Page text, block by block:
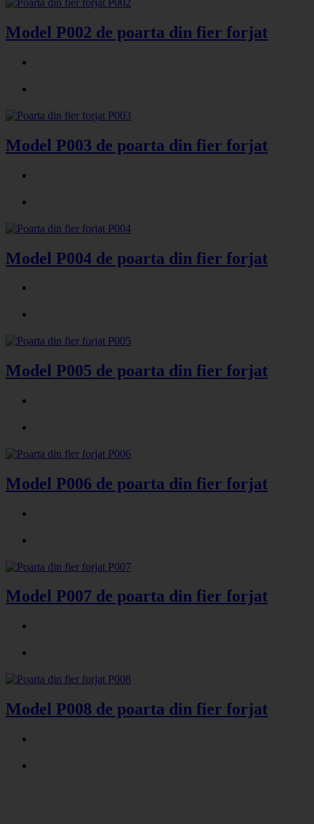
Model P002 de poarta din fier forjat
Model P003 de poarta din fier forjat
Model P004 de poarta din fier forjat
Model P005 de poarta din fier forjat
Model P006 de poarta din fier forjat
Model P007 de poarta din fier forjat
Model P008 de poarta din fier forjat